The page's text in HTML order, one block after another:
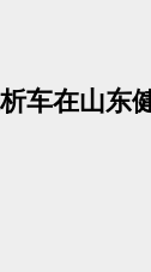
车在山东